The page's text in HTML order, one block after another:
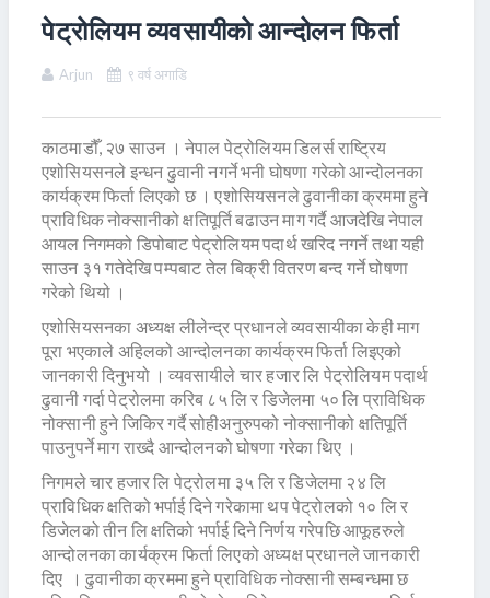
पेट्रोलियम व्यवसायीको आन्दोलन फिर्ता
Arjun ९ वर्ष अगाडि
काठमाडौँ, २७ साउन । नेपाल पेट्रोलियम डिलर्स राष्ट्रिय
एशोसियसनले इन्धन ढुवानी नगर्ने भनी घोषणा गरेको आन्दोलनका
कार्यक्रम फिर्ता लिएको छ । एशोसियसनले ढुवानीका क्रममा हुने
प्राविधिक नोक्सानीको क्षतिपूर्ति बढाउन माग गर्दै आजदेखि नेपाल
आयल निगमको डिपोबाट पेट्रोलियम पदार्थ खरिद नगर्ने तथा यही
साउन ३१ गतेदेखि पम्पबाट तेल बिक्री वितरण बन्द गर्ने घोषणा
गरेको थियो ।
एशोसियसनका अध्यक्ष लीलेन्द्र प्रधानले व्यवसायीका केही माग
पूरा भएकाले अहिलको आन्दोलनका कार्यक्रम फिर्ता लिइएको
जानकारी दिनुभयो । व्यवसायीले चार हजार लि पेट्रोलियम पदार्थ
ढुवानी गर्दा पेट्रोलमा करिब ८५ लि र डिजेलमा ५० लि प्राविधिक
नोक्सानी हुने जिकिर गर्दै सोहीअनुरुपको नोक्सानीको क्षतिपूर्ति
पाउनुपर्ने माग राख्दै आन्दोलनको घोषणा गरेका थिए ।
निगमले चार हजार लि पेट्रोलमा ३५ लि र डिजेलमा २४ लि
प्राविधिक क्षतिको भर्पाई दिने गरेकामा थप पेट्रोलको १० लि र
डिजेलको तीन लि क्षतिको भर्पाई दिने निर्णय गरेपछि आफूहरुले
आन्दोलनका कार्यक्रम फिर्ता लिएको अध्यक्ष प्रधानले जानकारी
दिए । ढुवानीका क्रममा हुने प्राविधिक नोक्सानी सम्बन्धमा छ